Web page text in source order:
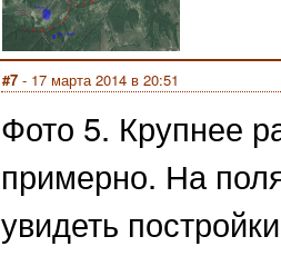
#7 - 17 марта 2014 в 20:51
Фото 5. Крупнее
примерно. На
увидеть